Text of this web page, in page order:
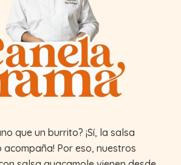
que un burrito? ¡Sí, la salsa
Por eso, nuestros